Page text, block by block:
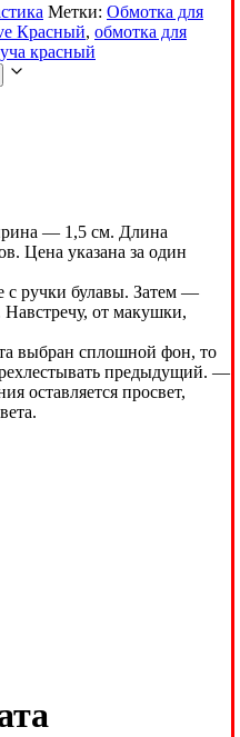
Метки: Обмотка для
Красный, обмотка для
красный
— 1,5 см. Длина
Цена указана за один
ручки булавы. Затем —
Навстречу, от макушки,
выбран сплошной фон, то
предыдущий. —
оставляется просвет,